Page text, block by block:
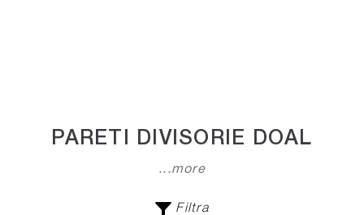
PARETI DIVISORIE DOAL
...more
Filtra